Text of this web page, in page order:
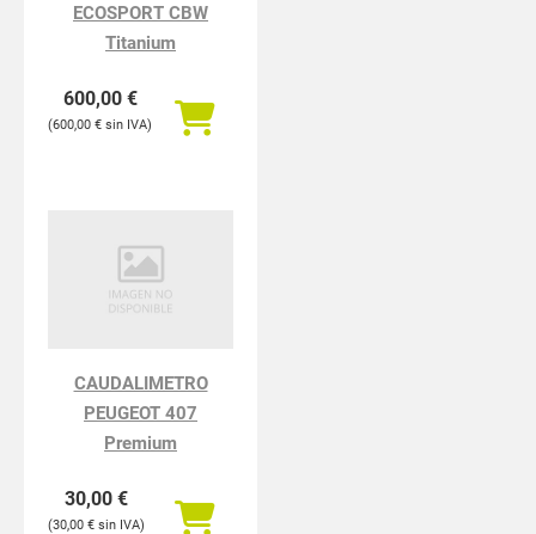
ECOSPORT CBW
Titanium
600,00 €
600,00 €
CAUDALIMETRO
PEUGEOT 407
Premium
30,00 €
30,00 €